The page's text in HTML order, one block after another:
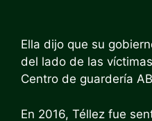
Ella dijo que su
del lado de las
Centro de guardería
En 2016, Téllez fue